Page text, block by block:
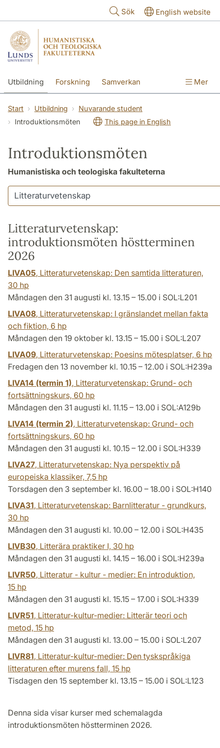
Sök English website
Utbildning Forskning Samverkan Mer
Start Utbildning
Nuvarande student
Introduktionsmöten
This page in English
Introduktionsmöten
Humanistiska och teologiska fakulteterna
Litteraturvetenskap:
introduktionsmöten höstterminen
2026
LIVA05, Litteraturvetenskap: Den samtida litteraturen,
30 hp
Måndagen den 31 augusti kl. 13.15 – 15.00 i SOL:L201
LIVA08, Litteraturvetenskap: I gränslandet mellan fakta
och fiktion, 6 hp
Måndagen den 19 oktober kl. 13.15 – 15.00 i SOL:L207
LIVA09, Litteraturvetenskap: Poesins mötesplatser, 6 hp
Fredagen den 13 november kl. 10.15 – 12.00 i SOL:H239a
LIVA14 (termin 1), Litteraturvetenskap: Grund- och
fortsättningskurs, 60 hp
Måndagen den 31 augusti kl. 11.15 – 13.00 i SOL:A129b
LIVA14 (termin 2), Litteraturvetenskap: Grund- och
fortsättningskurs, 60 hp
Måndagen den 31 augusti kl. 10.15 – 12.00 i SOL:H339
LIVA27, Litteraturvetenskap: Nya perspektiv på
europeiska klassiker, 7,5 hp
Torsdagen den 3 september kl. 16.00 – 18.00 i SOL:H140
LIVA31, Litteraturvetenskap: Barnlitteratur - grundkurs,
30 hp
Måndagen den 31 augusti kl. 10.00 – 12.00 i SOL:H435
LIVB30, Litterära praktiker I, 30 hp
Måndagen den 31 augusti kl. 14.15 – 16.00 i SOL:H239a
LIVR50, Litteratur - kultur - medier: En introduktion,
15 hp
Måndagen den 31 augusti kl. 15.15 – 17.00 i SOL:H339
LIVR51, Litteratur-kultur-medier: Litterär teori och
metod, 15 hp
Måndagen den 31 augusti kl. 13.00 – 15.00 i SOL:L207
LIVR81, Litteratur-kultur-medier: Den tyskspråkiga
litteraturen efter murens fall, 15 hp
Tisdagen den 15 september kl. 13.15 – 15.00 i SOL:L123
Denna sida visar kurser med schemalagda
introduktionsmöten höstterminen 2026.